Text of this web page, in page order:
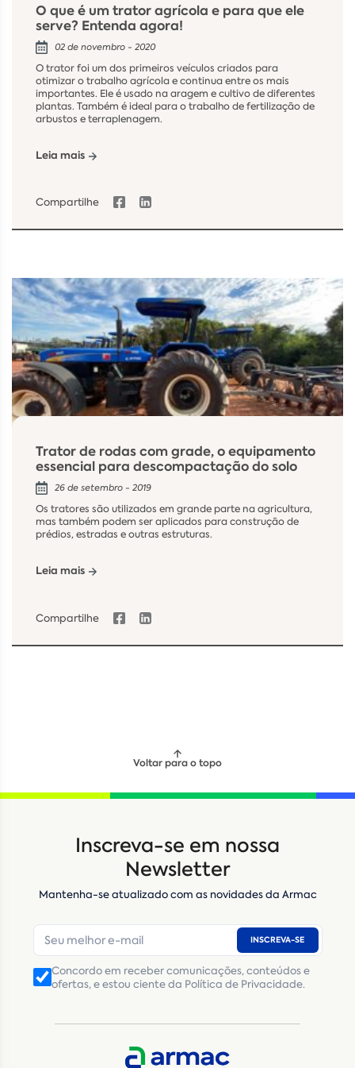
O que é um trator agrícola e para que ele
serve? Entenda agora!
02 de novembro - 2020
O trator foi um dos primeiros veículos criados para
otimizar o trabalho agrícola e continua entre os mais
importantes. Ele é usado na aragem e cultivo de diferentes
plantas. Também é ideal para o trabalho de fertilização de
arbustos e terraplenagem.
Leia mais
Compartilhe
Trator de rodas com grade, o equipamento
essencial para descompactação do solo
26 de setembro - 2019
Os tratores são utilizados em grande parte na agricultura,
mas também podem ser aplicados para construção de
prédios, estradas e outras estruturas.
Leia mais
Compartilhe
Voltar para o topo
Inscreva-se em nossa
Newsletter
Mantenha-se atualizado com as novidades da Armac
INSCREVA-SE
Concordo em receber comunicações, conteúdos e
ofertas, e estou ciente da Política de Privacidade.